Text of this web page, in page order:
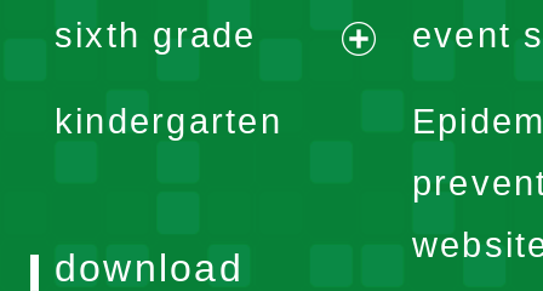
menu
sixth grade
kindergarten
event
download